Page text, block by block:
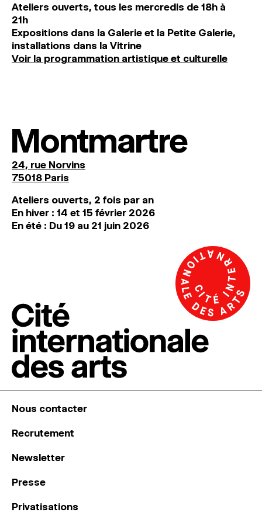
Ateliers ouverts, tous les mercredis de 18h à
21h
Expositions dans la Galerie et la Petite Galerie,
installations dans la Vitrine
Voir la programmation artistique et culturelle
Montmartre
24, rue Norvins
75018 Paris
Ateliers ouverts, 2 fois par an
En hiver : 14 et 15 février 2026
En été : Du 19 au 21 juin 2026
Nous contacter
Recrutement
Newsletter
Presse
Privatisations